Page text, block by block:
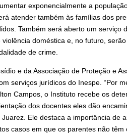
exponencialmente a
atender também às famílias dos
Também será aberto um serviço
doméstica e, no futuro,
de crime.
e da Associação de Proteção e
serviços jurídicos do Inespe. “Por
Campos, o Instituto recebe os
dos docentes eles dão
Ele destaca a importância de
casos em que os parentes não têm